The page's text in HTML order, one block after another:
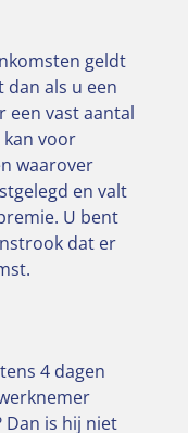
geldt
dan als u een
een vast aantal
voor
waarover
en valt
U bent
dat er
4 dagen
Dan is hij niet